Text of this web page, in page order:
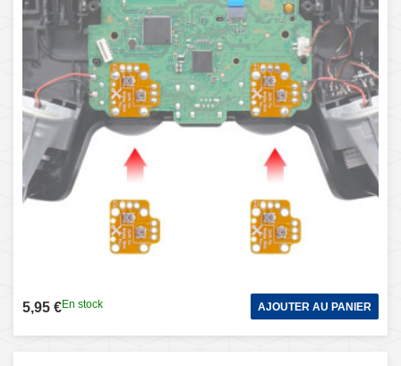
5,95 €En stock AJOUTER AU PANIER